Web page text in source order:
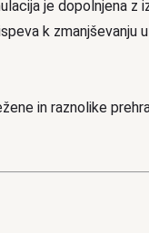
je dopolnjena z
k zmanjševanju
in raznolike